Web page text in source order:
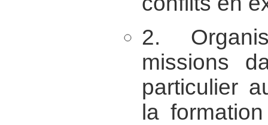
2.
missions
particulier
la